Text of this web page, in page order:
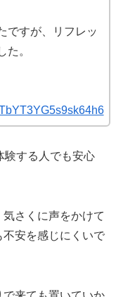
ですが、リフレッ
た。
験する人でも安心
さくに声をかけて
不安を感じにくいで